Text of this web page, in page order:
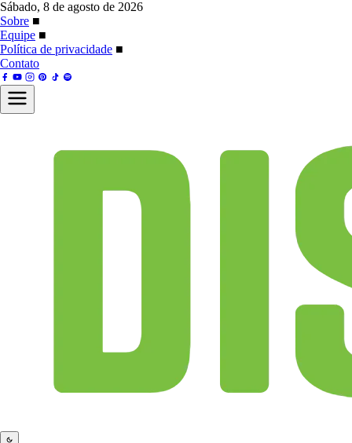
Sábado, 8 de agosto de 2026
Sobre ■
Equipe ■
Política de privacidade ■
Contato